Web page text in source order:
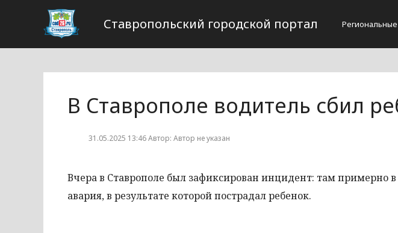
Ставропольский городской портал
В Ставрополе водитель сбил
31.05.2025 13:46 Автор: Автор не указан
Вчера в Ставрополе был зафиксирован инцидент: там примерно
авария, в результате которой пострадал ребенок.